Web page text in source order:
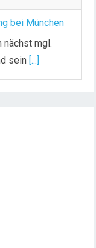
bei München
nächst mgl.
sein [...]
de Rang
und